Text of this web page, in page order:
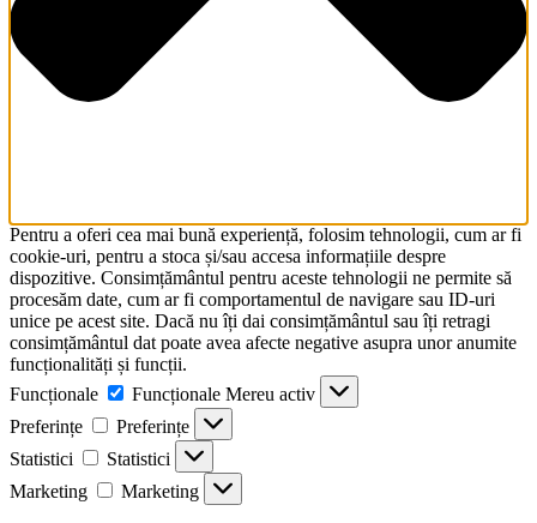
Pentru a oferi cea mai bună experiență, folosim tehnologii, cum ar fi
cookie-uri, pentru a stoca și/sau accesa informațiile despre
dispozitive. Consimțământul pentru aceste tehnologii ne permite să
procesăm date, cum ar fi comportamentul de navigare sau ID-uri
unice pe acest site. Dacă nu îți dai consimțământul sau îți retragi
consimțământul dat poate avea afecte negative asupra unor anumite
funcționalități și funcții.
Funcționale
Funcționale Mereu activ
Preferințe
Preferințe
Statistici
Statistici
Marketing
Marketing